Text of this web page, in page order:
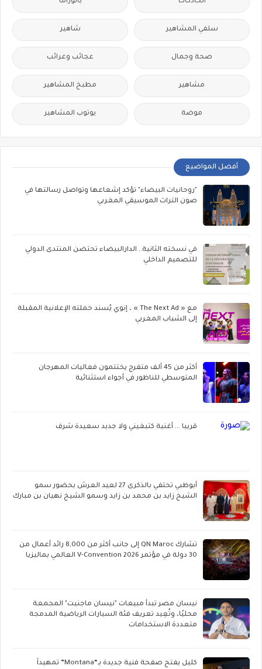
الحادكات بانوراما
سلفي المشاهير شاهير
صحة وجمال عجائب وغرائب
مشاهير مطبخ المشاهير
موضة يوتوب المشاهير
أفضل المواضيع
"روحانيات البيضاء" تؤكد إشعاعها وتواصل رسالتها في
صون التراث الموسيقي المغربي
في نسخته الثانية.. الدارالبيضاء تحتضن المنتدى الدولي
للتصميم الداخلي
مع « The Next Ad » ، إنوي يُسند حملته الإعلانية المقبلة
إلى الشباب المغربي
أكثر من 45 ألف متفرج يختتمون فعاليات المهرجان
المتوسطي للناظور في أجواء استثنائية
قريبا ... أغنية كتبغيني ولا جديد سعيدة شرف
أبوظبي تحتفي بالذكرى 27 لعيد العرش بحضور سمو
الشيخ زايد بن محمد بن زايد وسمو الشيخ نهيان بن مبارك
تشارك QN Maroc إلى جانب أكثر من 8,000 رائد أعمال من
30 دولة في مؤتمر V-Convention 2026 العالمي بماليزيا
نيسان مصر تبدأ مبيعات "نيسان ماجنيت" المجمعة
محليًا، وتُعِيد تعريف فئة السيارات الرياضية المدمجة
متعددة الاستخدامات
كليل يفتح صفحة فنية جديدة بـ“Montana” تمهيداً